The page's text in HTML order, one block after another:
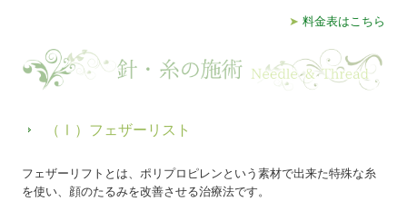
➤ 料金表はこちら
（Ⅰ）フェザーリスト
フェザーリフトとは、ポリプロピレンという素材で出来た特殊な糸
を使い、顔のたるみを改善させる治療法です。